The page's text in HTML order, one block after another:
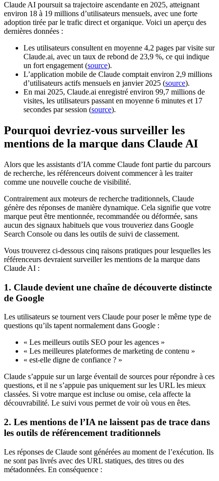
Claude AI poursuit sa trajectoire ascendante en 2025, atteignant
environ 18 à 19 millions d’utilisateurs mensuels, avec une forte
adoption tirée par le trafic direct et organique. Voici un aperçu des
dernières données :
Les utilisateurs consultent en moyenne 4,2 pages par visite sur
Claude.ai, avec un taux de rebond de 23,9 %, ce qui indique
un fort engagement (source).
L’application mobile de Claude comptait environ 2,9 millions
d’utilisateurs actifs mensuels en janvier 2025 (source).
En mai 2025, Claude.ai enregistré environ 99,7 millions de
visites, les utilisateurs passant en moyenne 6 minutes et 17
secondes par session (source).
Pourquoi devriez-vous surveiller les
mentions de la marque dans Claude AI
Alors que les assistants d’IA comme Claude font partie du parcours
de recherche, les référenceurs doivent commencer à les traiter
comme une nouvelle couche de visibilité.
Contrairement aux moteurs de recherche traditionnels, Claude
génère des réponses de manière dynamique. Cela signifie que votre
marque peut être mentionnée, recommandée ou déformée, sans
aucun des signaux habituels que vous trouveriez dans Google
Search Console ou dans les outils de suivi de classement.
Vous trouverez ci-dessous cinq raisons pratiques pour lesquelles les
référenceurs devraient surveiller les mentions de la marque dans
Claude AI :
1. Claude devient une chaîne de découverte distincte
de Google
Les utilisateurs se tournent vers Claude pour poser le même type de
questions qu’ils tapent normalement dans Google :
« Les meilleurs outils SEO pour les agences »
« Les meilleures plateformes de marketing de contenu »
« est-elle digne de confiance ? »
Claude s’appuie sur un large éventail de sources pour répondre à ces
questions, et il ne s’appuie pas uniquement sur les URL les mieux
classées. Si votre marque est incluse ou omise, cela affecte la
découvrabilité. Le suivi vous permet de voir où vous en êtes.
2. Les mentions de l’IA ne laissent pas de trace dans
les outils de référencement traditionnels
Les réponses de Claude sont générées au moment de l’exécution. Ils
ne sont pas livrés avec des URL statiques, des titres ou des
métadonnées. En conséquence :